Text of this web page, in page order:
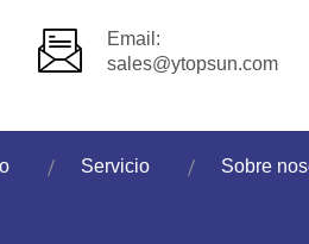
Email:
sales@ytopsun.com
Servicio Sobre